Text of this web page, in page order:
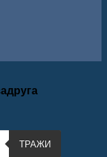
ТРАЖИ